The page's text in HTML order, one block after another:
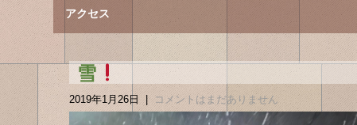
アクセス
雪
2019年1月26日 | コメントはまだありません